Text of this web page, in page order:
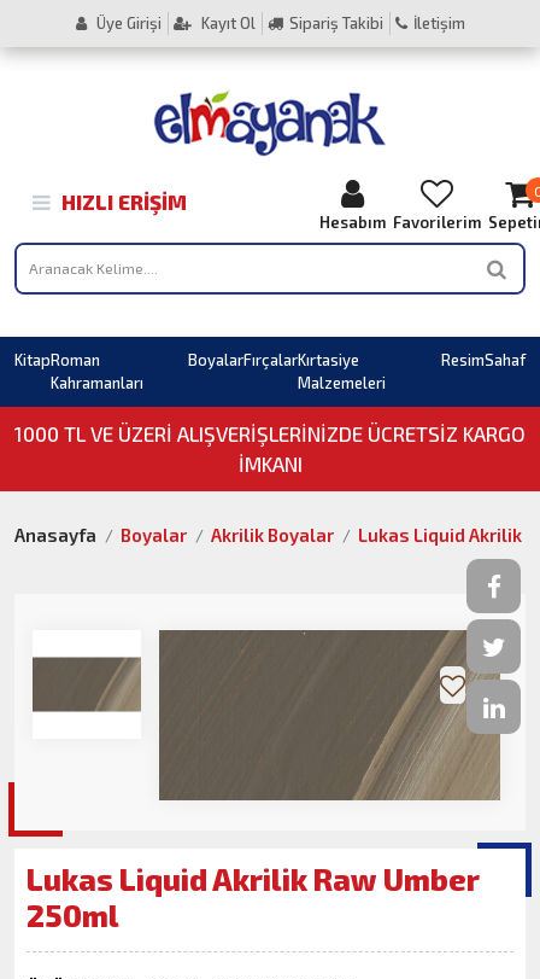
Üye Girişi Kayıt Ol Sipariş Takibi İletişim
HIZLI ERIŞIM
Hesabım Favorilerim
KitapRoman
Kahramanları
BoyalarFırçalarKırtasiye
Malzemeleri
ResimSahaf
1000 TL VE ÜZERI ALIŞVERIŞLERINIZDE ÜCRETSİZ KARGO
İMKANI
Anasayfa Boyalar Akrilik Boyalar Lukas Liquid Akrilik
Lukas Liquid Akrilik Raw Umber
250ml